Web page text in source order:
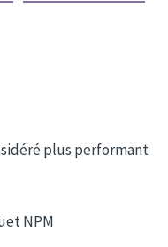
plus performant
NPM